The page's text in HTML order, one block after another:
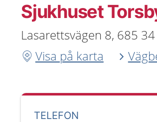
Sjukhuset
Lasarettsvägen 8, 685
Visa på karta
TELEFON